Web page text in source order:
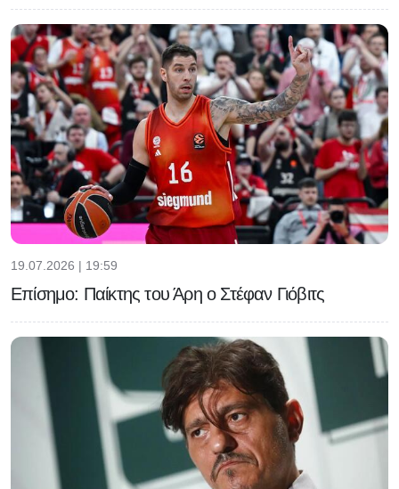
19.07.2026 | 19:59
Επίσημο: Παίκτης του Άρη ο Στέφαν Γιόβιτς